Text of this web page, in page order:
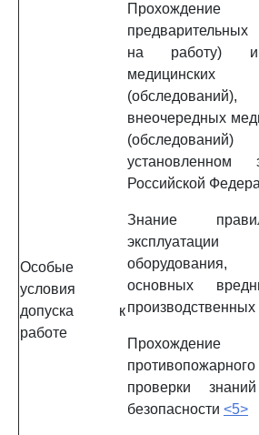
Особые
условия
допуска к
работе
Прохождение
на работу) и
внеочередных
установленном
Российской
Знание
эксплуатации
основных
проверки
безопасности <5>